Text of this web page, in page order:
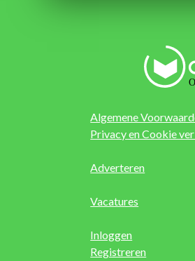
Algemene
Privacy en Cookie
Adverteren
Vacatures
Inloggen
Registreren